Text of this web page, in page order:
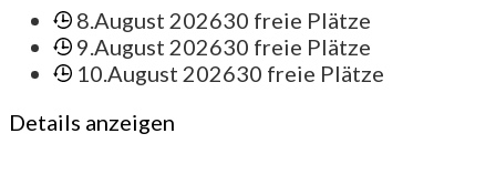
8.August 202630 freie Plätze
9.August 202630 freie Plätze
10.August 202630 freie Plätze
Details anzeigen